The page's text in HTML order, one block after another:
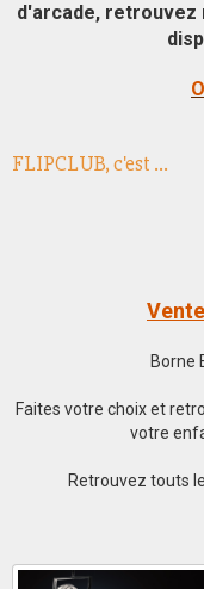
d'arcade, retrouvez
FLIPCLUB, c'est ...
Borne
Faites votre choix et
votre
Retrouvez touts